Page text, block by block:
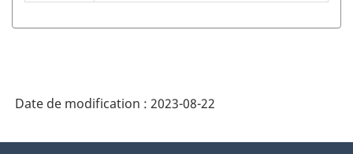
2.0
-
Date de modification : 2023-08-22